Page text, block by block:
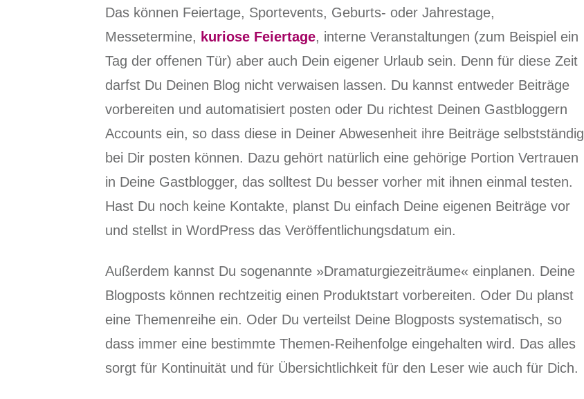
Das können Feiertage, Sportevents, Geburts- oder Jahrestage,
Messetermine, kuriose Feiertage, interne Veranstaltungen (zum Beispiel ein
Tag der offenen Tür) aber auch Dein eigener Urlaub sein. Denn für diese Zeit
darfst Du Deinen Blog nicht verwaisen lassen. Du kannst entweder Beiträge
vorbereiten und automatisiert posten oder Du richtest Deinen Gastbloggern
Accounts ein, so dass diese in Deiner Abwesenheit ihre Beiträge selbstständig
bei Dir posten können. Dazu gehört natürlich eine gehörige Portion Vertrauen
in Deine Gastblogger, das solltest Du besser vorher mit ihnen einmal testen.
Hast Du noch keine Kontakte, planst Du einfach Deine eigenen Beiträge vor
und stellst in WordPress das Veröffentlichungsdatum ein.
Außerdem kannst Du sogenannte »Dramaturgiezeiträume« einplanen. Deine
Blogposts können rechtzeitig einen Produktstart vorbereiten. Oder Du planst
eine Themenreihe ein. Oder Du verteilst Deine Blogposts systematisch, so
dass immer eine bestimmte Themen-Reihenfolge eingehalten wird. Das alles
sorgt für Kontinuität und für Übersichtlichkeit für den Leser wie auch für Dich.